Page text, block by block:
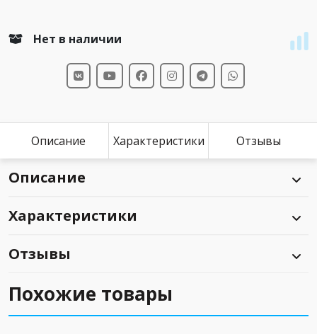
Нет в наличии
Описание Характеристики Отзывы
Описание
Характеристики
Отзывы
Похожие товары